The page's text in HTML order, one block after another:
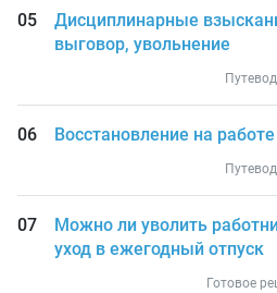
Дисциплинарные
выговор, увольнение
Восстановление на работе
Можно ли уволить
уход в ежегодный отпуск
Готовое